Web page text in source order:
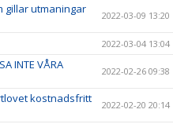
gillar utmaningar
2022-03-09 13:20
2022-03-04 13:04
INTE VÅRA
2022-02-26 09:38
kostnadsfritt
2022-02-20 20:14